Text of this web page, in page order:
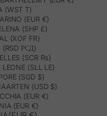
(WST T)
(EUR €)
(SHP £)
(XOF FR)
(RSD РСД)
(SCR ₨)
LEONE (SLL LE)
(SGD $)
(USD $)
(EUR €)
(EUR €)